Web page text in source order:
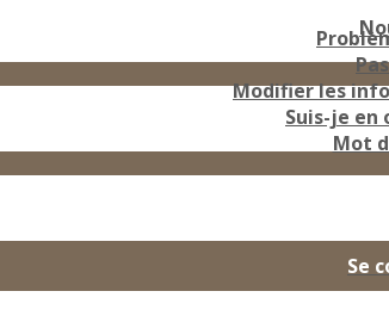
Modifier les
Suis-je en
Mot
Se